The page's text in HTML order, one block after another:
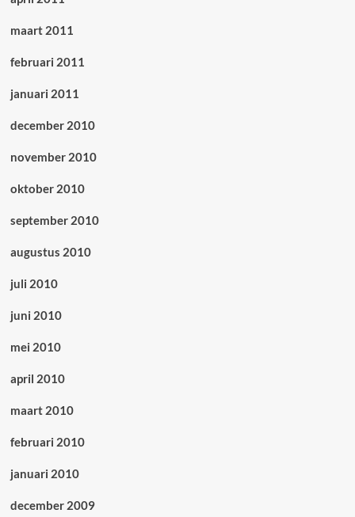
maart 2011
februari 2011
januari 2011
december 2010
november 2010
oktober 2010
september 2010
augustus 2010
juli 2010
juni 2010
mei 2010
april 2010
maart 2010
februari 2010
januari 2010
december 2009